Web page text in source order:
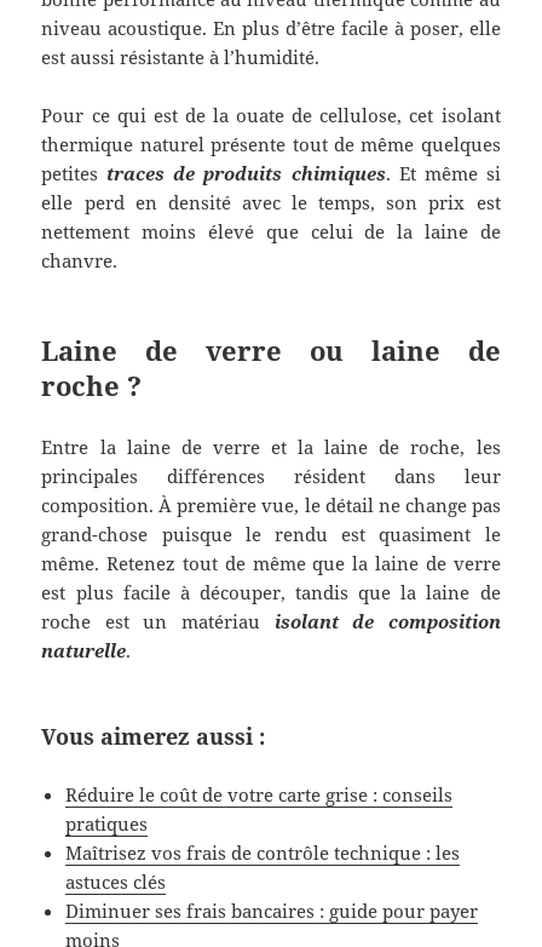
niveau acoustique. En plus d’être facile à poser, elle
est aussi résistante à l’humidité.
Pour ce qui est de la ouate de cellulose, cet isolant
thermique naturel présente tout de même quelques
petites traces de produits chimiques. Et même si
elle perd en densité avec le temps, son prix est
nettement moins élevé que celui de la laine de
chanvre.
Laine de verre ou laine de
roche ?
Entre la laine de verre et la laine de roche, les
principales différences résident dans leur
composition. À première vue, le détail ne change pas
grand-chose puisque le rendu est quasiment le
même. Retenez tout de même que la laine de verre
est plus facile à découper, tandis que la laine de
roche est un matériau isolant de composition
naturelle.
Vous aimerez aussi :
Réduire le coût de votre carte grise : conseils
pratiques
Maîtrisez vos frais de contrôle technique : les
astuces clés
Diminuer ses frais bancaires : guide pour payer
moins